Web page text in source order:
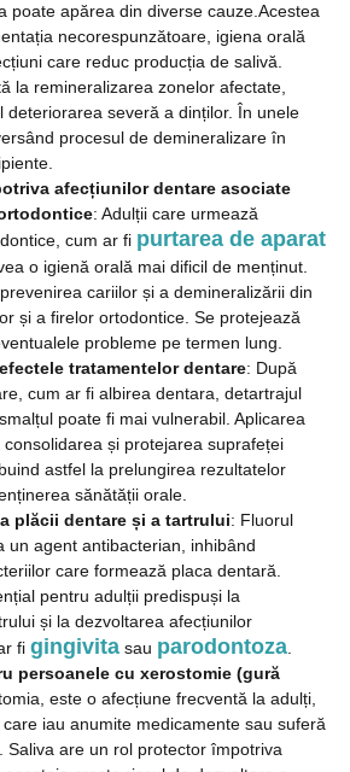
poate apărea din diverse cauze.Acestea
necorespunzătoare, igiena orală
care reduc producția de salivă.
la remineralizarea zonelor afectate,
deteriorarea severă a dinților. În unele
procesul de demineralizare în
afecțiunilor dentare asociate
: Adulții care urmează
cum ar fi purtarea de aparat
o igienă orală mai dificil de menținut.
cariilor și a demineralizării din
și a firelor ortodontice. Se protejează
probleme pe termen lung.
tratamentelor dentare: După
cum ar fi albirea dentara, detartrajul
poate fi mai vulnerabil. Aplicarea
și protejarea suprafeței
astfel la prelungirea rezultatelor
sănătății orale.
plăcii dentare și a tartrului: Fluorul
un agent antibacterian, inhibând
care formează placa dentară.
pentru adulții predispuși la
și la dezvoltarea afecțiunilor
fi gingivita sau parodontoza
persoanele cu xerostomie (gură
este o afecțiune frecventă la adulți,
iau anumite medicamente sau suferă
Saliva are un rol protector împotriva